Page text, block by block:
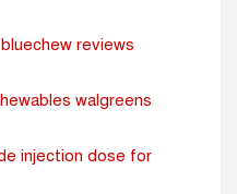
reviews
walgreens
injection dose for